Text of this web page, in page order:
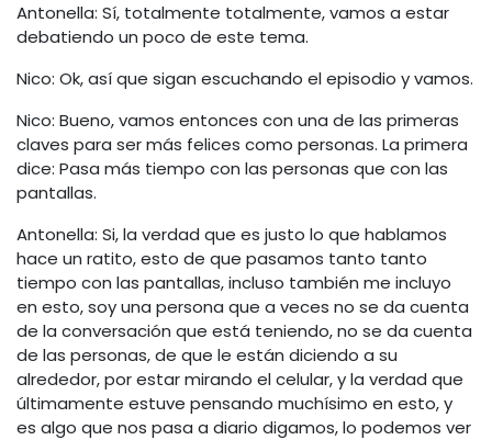
Antonella: Sí, totalmente totalmente, vamos a estar
debatiendo un poco de este tema.
Nico: Ok, así que sigan escuchando el episodio y vamos.
Nico: Bueno, vamos entonces con una de las primeras
claves para ser más felices como personas. La primera
dice: Pasa más tiempo con las personas que con las
pantallas.
Antonella: Si, la verdad que es justo lo que hablamos
hace un ratito, esto de que pasamos tanto tanto
tiempo con las pantallas, incluso también me incluyo
en esto, soy una persona que a veces no se da cuenta
de la conversación que está teniendo, no se da cuenta
de las personas, de que le están diciendo a su
alrededor, por estar mirando el celular, y la verdad que
últimamente estuve pensando muchísimo en esto, y
es algo que nos pasa a diario digamos, lo podemos ver